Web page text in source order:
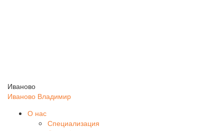
Иваново
Иваново Владимир
О нас
Специализация